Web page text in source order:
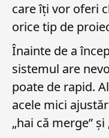
care îți vor oferi
orice tip de
Înainte de a
sistemul are
poate de rapid.
acele mici
„hai că merge”